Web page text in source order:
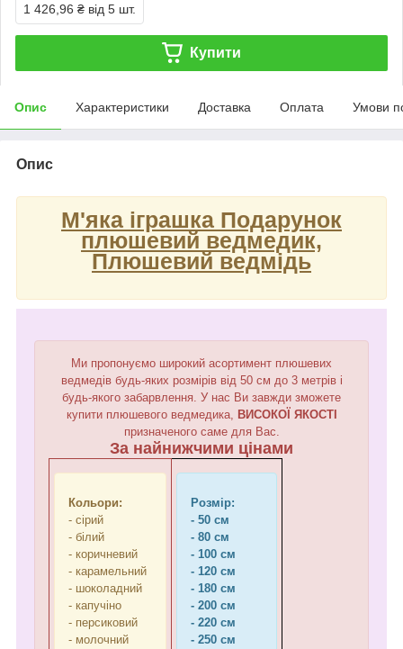
1 426,96 ₴ від 5 шт.
Купити
Опис Характеристики Доставка Оплата Умови
Опис
М'яка іграшка Подарунок
плюшевий ведмедик,
Плюшевий ведмідь
Ми пропонуємо широкий асортимент плюшевих
ведмедів будь-яких розмірів від 50 см до 3 метрів і
будь-якого забарвлення. У нас Ви завжди зможете
купити плюшевого ведмедика, ВИСОКОЇ ЯКОСТІ
призначеного саме для Вас.
За найнижчими цінами
Кольори:
- сірий
- білий
- коричневий
- карамельний
- шоколадний
- капучіно
- персиковий
- молочний
Розмір:
- 50 см
- 80 см
- 100 см
- 120 см
- 180 см
- 200 см
- 220 см
- 250 см